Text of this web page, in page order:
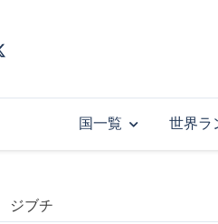
国一覧 世界ラ
ジブチ